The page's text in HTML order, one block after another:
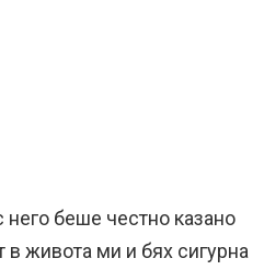
беше честно казано
живота ми и бях сигурна